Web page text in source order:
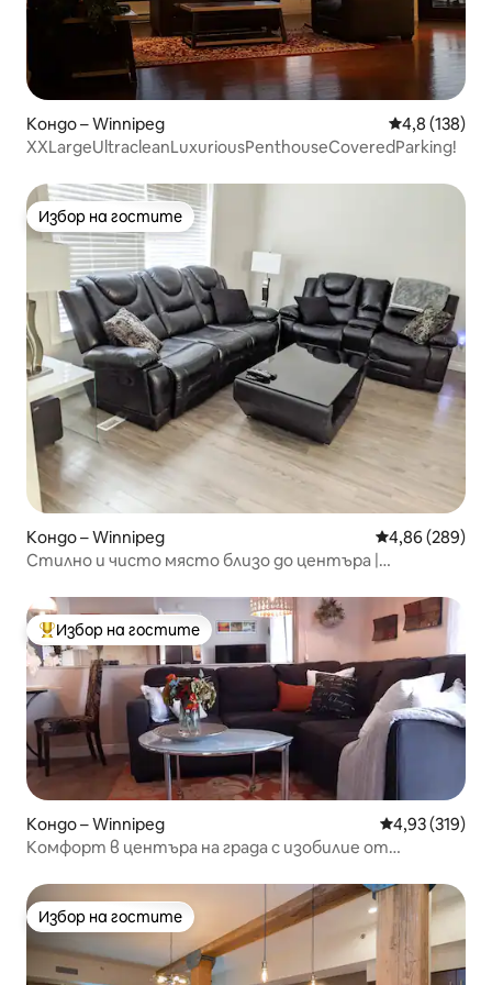
Кондо – Winnipeg Средна
4,8 (138)
XXLargeUltracleanLuxuriousPenthouseCoveredParking!
Избор на гостите
Избор на гостите
Кондо – Winnipeg Средна
4,86 (289)
Стилно и чисто място близо до центъра |
Най-популярен избор на гостите
Избор на гостите
Кондо – Winnipeg Средна
4,93 (319)
Комфорт в центъра на града с изобилие от
Избор на гостите
Избор на гостите